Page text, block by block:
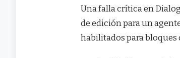
Una falla crítica en
de edición para un
habilitados para bloques